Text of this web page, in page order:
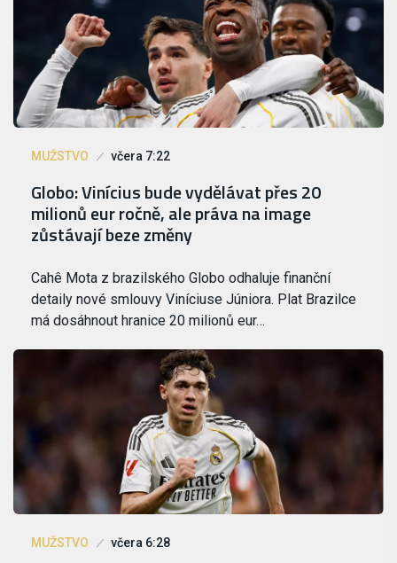
MUŽSTVO včera 7:22
Globo: Vinícius bude vydělávat přes 20
milionů eur ročně, ale práva na image
zůstávají beze změny
Cahê Mota z brazilského Globo odhaluje finanční
detaily nové smlouvy Viníciuse Júniora. Plat Brazilce
má dosáhnout hranice 20 milionů eur…
MUŽSTVO včera 6:28